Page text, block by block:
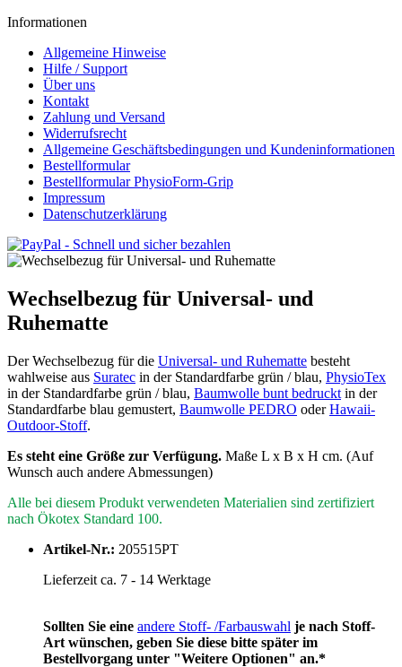
Informationen
Allgemeine Hinweise
Hilfe / Support
Über uns
Kontakt
Zahlung und Versand
Widerrufsrecht
Allgemeine Geschäftsbedingungen und Kundeninformationen
Bestellformular
Bestellformular PhysioForm-Grip
Impressum
Datenschutzerklärung
Wechselbezug für Universal- und
Ruhematte
Der Wechselbezug für die Universal- und Ruhematte besteht
wahlweise aus Suratec in der Standardfarbe grün / blau, PhysioTex
in der Standardfarbe grün / blau, Baumwolle bunt bedruckt in der
Standardfarbe blau gemustert, Baumwolle PEDRO oderHawaii-
Outdoor-Stoff.
Es steht eine Größe zur Verfügung. Maße L x B x H cm. (Auf
Wunsch auch andere Abmessungen)
Alle bei diesem Produkt verwendeten Materialien sind zertifiziert
nach Ökotex Standard 100.
Artikel-Nr.: 205515PT
Lieferzeit ca. 7 - 14 Werktage
Sollten Sie eine andere Stoff- /Farbauswahl je nach Stoff-
Art wünschen, geben Sie diese bitte später im
Bestellvorgang unter "Weitere Optionen" an.*